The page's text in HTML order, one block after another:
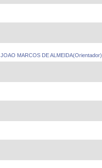
JOAO MARCOS DE ALMEIDA(Orientador)